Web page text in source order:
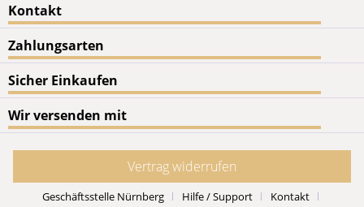
Kontakt
Zahlungsarten
Sicher Einkaufen
Wir versenden mit
Vertrag widerrufen
Geschäftsstelle Nürnberg Hilfe / Support Kontakt